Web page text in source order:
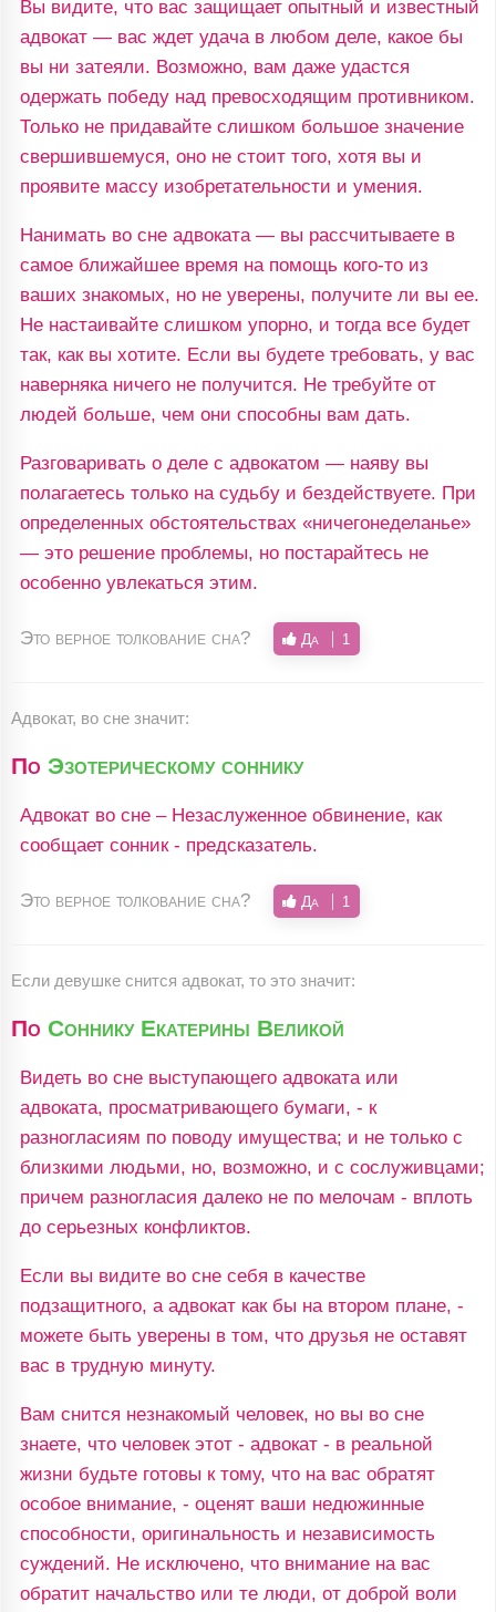
Вы видите, что вас защищает опытный и известный
адвокат — вас ждет удача в любом деле, какое бы
вы ни затеяли. Возможно, вам даже удастся
одержать победу над превосходящим противником.
Только не придавайте слишком большое значение
свершившемуся, оно не стоит того, хотя вы и
проявите массу изобретательности и умения.
Нанимать во сне адвоката — вы рассчитываете в
самое ближайшее время на помощь кого-то из
ваших знакомых, но не уверены, получите ли вы ее.
Не настаивайте слишком упорно, и тогда все будет
так, как вы хотите. Если вы будете требовать, у вас
наверняка ничего не получится. Не требуйте от
людей больше, чем они способны вам дать.
Разговаривать о деле с адвокатом — наяву вы
полагаетесь только на судьбу и бездействуете. При
определенных обстоятельствах «ничегонеделанье»
— это решение проблемы, но постарайтесь не
особенно увлекаться этим.
Это верное толкование сна? Да 1
Адвокат, во сне значит:
По Эзотерическому соннику
Адвокат во сне – Незаслуженное обвинение, как
сообщает сонник - предсказатель.
Это верное толкование сна? Да 1
Если девушке снится адвокат, то это значит:
По Соннику Екатерины Великой
Видеть во сне выступающего адвоката или
адвоката, просматривающего бумаги, - к
разногласиям по поводу имущества; и не только с
близкими людьми, но, возможно, и с сослуживцами;
причем разногласия далеко не по мелочам - вплоть
до серьезных конфликтов.
Если вы видите во сне себя в качестве
подзащитного, а адвокат как бы на втором плане, -
можете быть уверены в том, что друзья не оставят
вас в трудную минуту.
Вам снится незнакомый человек, но вы во сне
знаете, что человек этот - адвокат - в реальной
жизни будьте готовы к тому, что на вас обратят
особое внимание, - оценят ваши недюжинные
способности, оригинальность и независимость
суждений. Не исключено, что внимание на вас
обратит начальство или те люди, от доброй воли